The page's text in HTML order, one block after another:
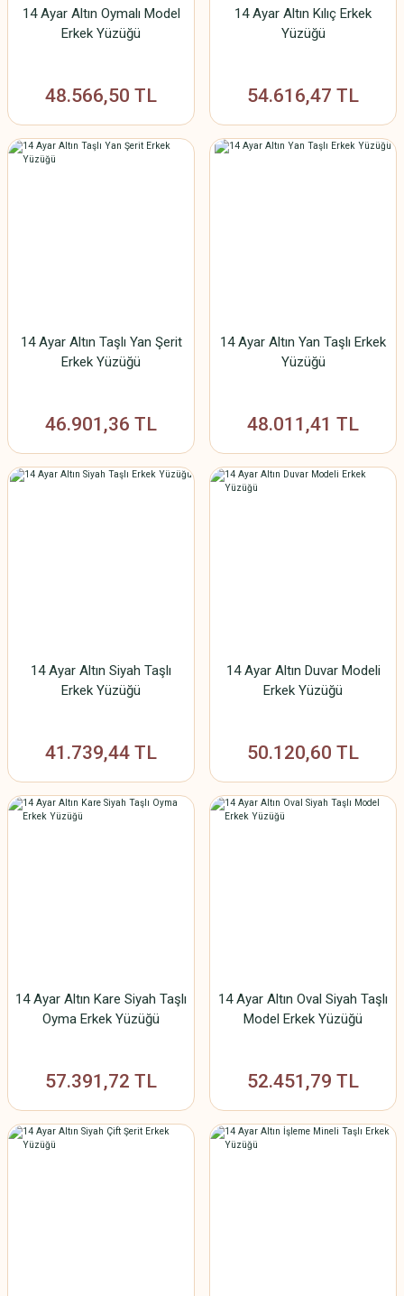
14 Ayar Altın Oymalı Model
Erkek Yüzüğü
48.566,50 TL
14 Ayar Altın Kılıç Erkek
Yüzüğü
54.616,47 TL
14 Ayar Altın Taşlı Yan Şerit
Erkek Yüzüğü
46.901,36 TL
14 Ayar Altın Yan Taşlı Erkek
Yüzüğü
48.011,41 TL
14 Ayar Altın Siyah Taşlı
Erkek Yüzüğü
41.739,44 TL
14 Ayar Altın Duvar Modeli
Erkek Yüzüğü
50.120,60 TL
14 Ayar Altın Kare Siyah Taşlı
Oyma Erkek Yüzüğü
57.391,72 TL
14 Ayar Altın Oval Siyah Taşlı
Model Erkek Yüzüğü
52.451,79 TL